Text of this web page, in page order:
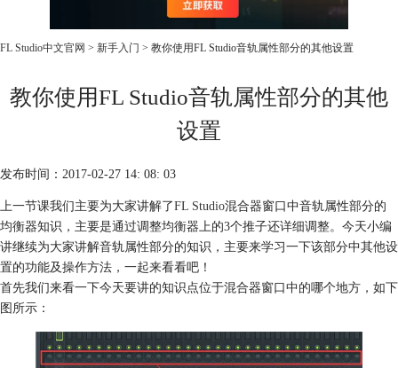
FL Studio中文官网 > 新手入门 > 教你使用FL Studio音轨属性部分的其他设置
教你使用FL Studio音轨属性部分的其他
设置
发布时间：2017-02-27 14: 08: 03
上一节课我们主要为大家讲解了FL Studio混合器窗口中音轨属性部分的
均衡器知识，主要是通过调整均衡器上的3个推子还详细调整。今天小编
讲继续为大家讲解音轨属性部分的知识，主要来学习一下该部分中其他设
置的功能及操作方法，一起来看看吧！
首先我们来看一下今天要讲的知识点位于混合器窗口中的哪个地方，如下
图所示：